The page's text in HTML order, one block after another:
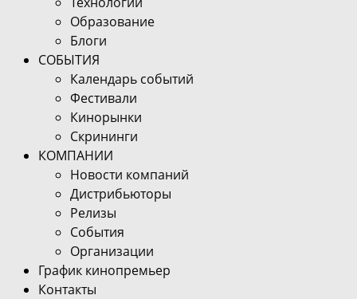
Образование
Блоги
СОБЫТИЯ
Календарь событий
Фестивали
Кинорынки
Скрининги
КОМПАНИИ
Новости компаний
Дистрибьюторы
Релизы
События
Организации
График кинопремьер
Контакты